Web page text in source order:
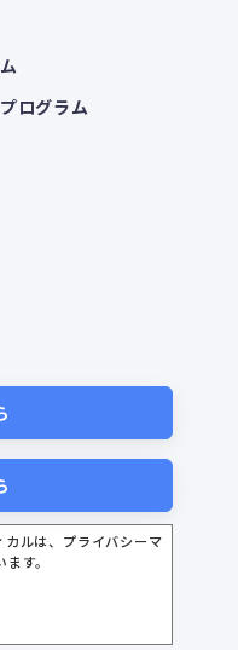
ログラム
カルは、プライバシーマ
す。